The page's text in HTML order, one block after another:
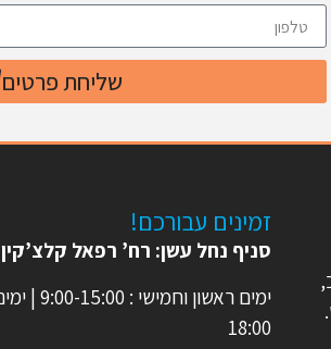
שליחת פרטים
זמינים עבורכם!
סניף נחל עשן: רח’ רפאל קלצ’קין 4
18:00